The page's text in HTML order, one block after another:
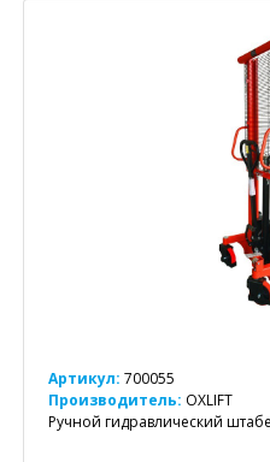
Артикул: 700055
Производитель: OXLIFT
Ручной гидравлический